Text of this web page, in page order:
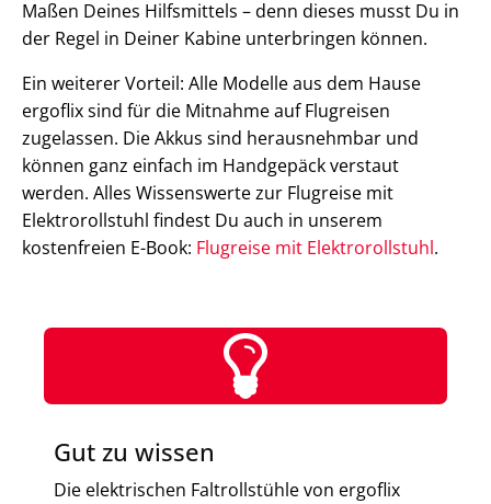
Maßen Deines Hilfsmittels – denn dieses musst Du in
der Regel in Deiner Kabine unterbringen können.
Ein weiterer Vorteil: Alle Modelle aus dem Hause
ergoflix sind für die Mitnahme auf Flugreisen
zugelassen. Die Akkus sind herausnehmbar und
können ganz einfach im Handgepäck verstaut
werden. Alles Wissenswerte zur Flugreise mit
Elektrorollstuhl findest Du auch in unserem
kostenfreien E-Book: Flugreise mit Elektrorollstuhl.
Gut zu wissen
Die elektrischen Faltrollstühle von ergoflix